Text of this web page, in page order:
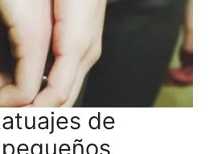
de
pequeños